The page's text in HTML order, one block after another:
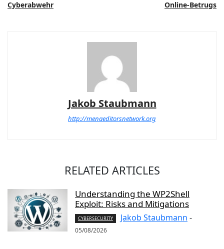
Cyberabwehr
Online-Betrugs
Jakob Staubmann
http://menaeditorsnetwork.org
RELATED ARTICLES
Understanding the WP2Shell
Exploit: Risks and Mitigations
CYBERSECURITY Jakob Staubmann -
05/08/2026